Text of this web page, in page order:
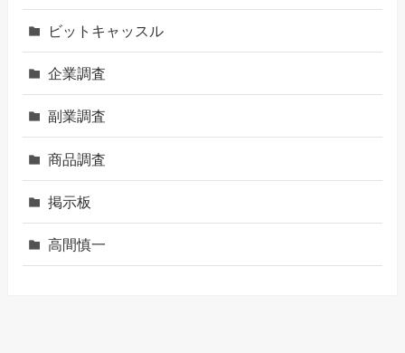
ビットキャッスル
企業調査
副業調査
商品調査
掲示板
高間慎一